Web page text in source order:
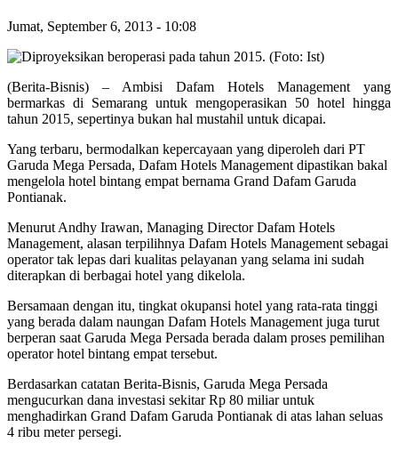
Jumat, September 6, 2013 - 10:08
(Berita-Bisnis) – Ambisi Dafam Hotels Management yang
bermarkas di Semarang untuk mengoperasikan 50 hotel hingga
tahun 2015, sepertinya bukan hal mustahil untuk dicapai.
Yang terbaru, bermodalkan kepercayaan yang diperoleh dari PT
Garuda Mega Persada, Dafam Hotels Management dipastikan bakal
mengelola hotel bintang empat bernama Grand Dafam Garuda
Pontianak.
Menurut Andhy Irawan, Managing Director Dafam Hotels
Management, alasan terpilihnya Dafam Hotels Management sebagai
operator tak lepas dari kualitas pelayanan yang selama ini sudah
diterapkan di berbagai hotel yang dikelola.
Bersamaan dengan itu, tingkat okupansi hotel yang rata-rata tinggi
yang berada dalam naungan Dafam Hotels Management juga turut
berperan saat Garuda Mega Persada berada dalam proses pemilihan
operator hotel bintang empat tersebut.
Berdasarkan catatan Berita-Bisnis, Garuda Mega Persada
mengucurkan dana investasi sekitar Rp 80 miliar untuk
menghadirkan Grand Dafam Garuda Pontianak di atas lahan seluas
4 ribu meter persegi.